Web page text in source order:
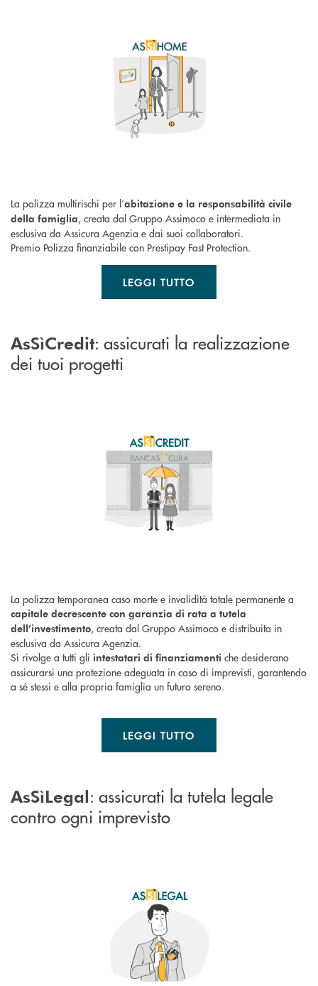
La polizza multirischi per l’abitazione e la responsabilità civile
della famiglia, creata dal Gruppo Assimoco e intermediata in
esclusiva da Assicura Agenzia e dai suoi collaboratori.
Premio Polizza finanziabile con Prestipay Fast Protection.
LEGGI TUTTO
AsSìCredit: assicurati la realizzazione
dei tuoi progetti
La polizza temporanea caso morte e invalidità totale permanente a
capitale decrescente con garanzia di rata a tutela
dell’investimento, creata dal Gruppo Assimoco e distribuita in
esclusiva da Assicura Agenzia.
Si rivolge a tutti gli intestatari di finanziamenti che desiderano
assicurarsi una protezione adeguata in caso di imprevisti, garantendo
a sé stessi e alla propria famiglia un futuro sereno.
LEGGI TUTTO
AsSìLegal: assicurati la tutela legale
contro ogni imprevisto